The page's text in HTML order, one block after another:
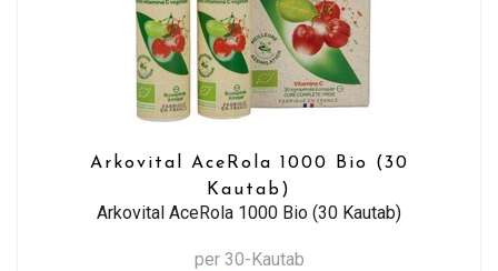
Arkovital AceRola 1000 Bio (30
Kautab)
Arkovital AceRola 1000 Bio (30 Kautab)
per 30-Kautab